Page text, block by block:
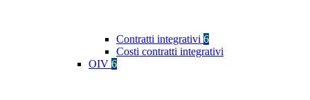
Contratti integrativi 6
Costi contratti integrativi
OIV 6